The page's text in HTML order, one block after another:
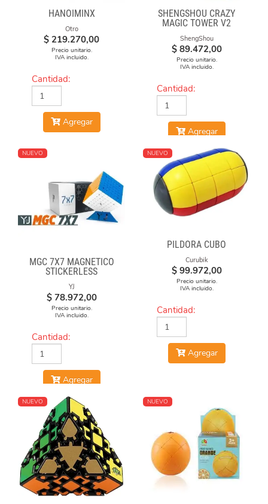
HANOIMINX
Otro
$ 219.270,00
Precio unitario.
IVA incluido.
Cantidad:
Agregar
SHENGSHOU CRAZY
MAGIC TOWER V2
ShengShou
$ 89.472,00
Precio unitario.
IVA incluido.
Cantidad:
Agregar
NUEVO
MGC 7X7 MAGNÉTICO
STICKERLESS
YJ
$ 78.972,00
Precio unitario.
IVA incluido.
Cantidad:
Agregar
NUEVO
PILDORA CUBO
Curubik
$ 99.972,00
Precio unitario.
IVA incluido.
Cantidad:
Agregar
NUEVO NUEVO